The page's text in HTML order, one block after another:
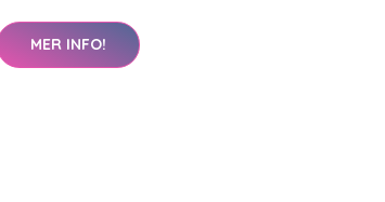
MER INFO!